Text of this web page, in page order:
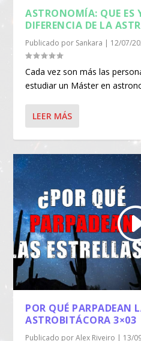
ASTRONOMÍA: QUE ES
DIFERENCIA DE LA
Publicado por Sankara | 12/07/
Cada vez son más las
estudiar un Máster en
LEER MÁS
POR QUÉ PARPADEAN
ASTROBITÁCORA 3×03
Publicado porAlex Riveiro | 13/